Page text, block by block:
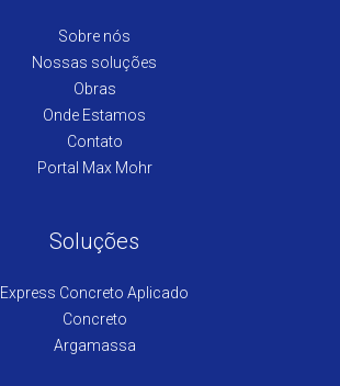
Sobre nós
Nossas soluções
Obras
Onde Estamos
Contato
Portal Max Mohr
Soluções
Express Concreto Aplicado
Concreto
Argamassa